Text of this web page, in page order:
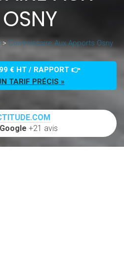
>Commissaire Aux Apports Osny
€ HT / RAPPORT 👉
TARIF PRÉCIS »
+21 avis